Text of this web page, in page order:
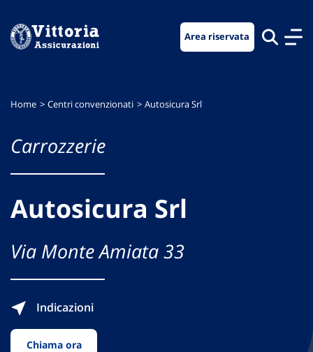
menu
contenuto
footer
Area riservata
Home Centri convenzionati Autosicura Srl
Carrozzerie
Autosicura Srl
Via Monte Amiata 33
Indicazioni
Chiama ora